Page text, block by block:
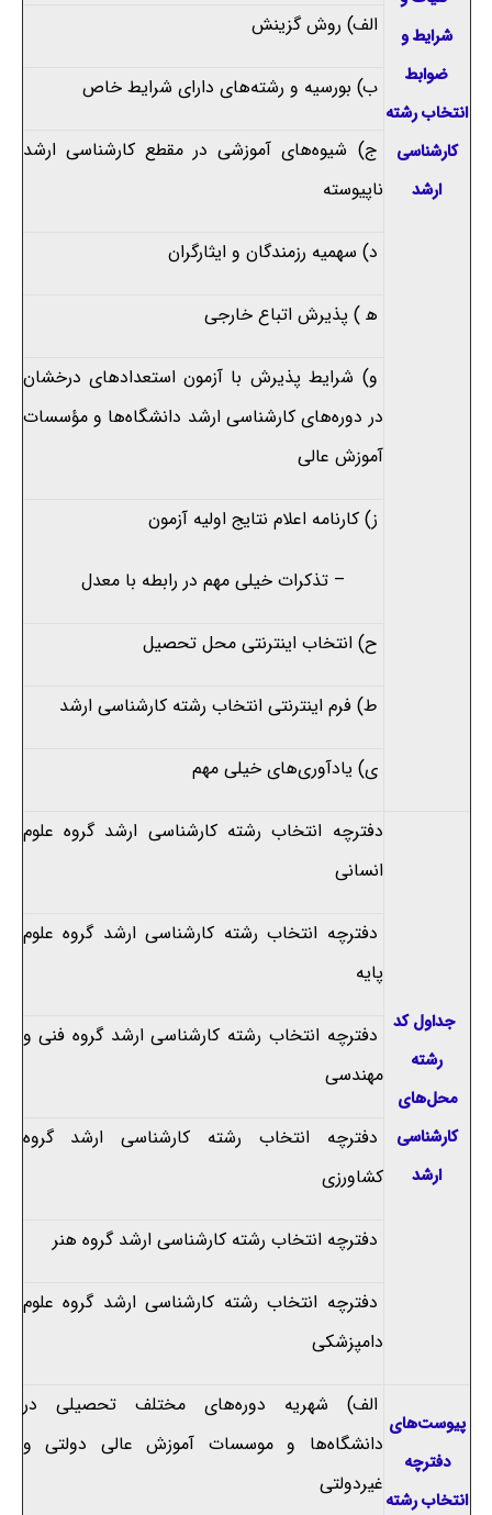
شرایط و
ضوابط
انتخاب رشته
کارشناسی
ارشد
الف) روش گزینش
ب) بورسیه و رشته‌های دارای شرایط خاص
ج) شیوه‌های آموزشی در مقطع کارشناسی ارشد
ناپیوسته
د) سهمیه رزمندگان و ایثارگران
ه‍ ) پذیرش اتباع خارجی
و) شرایط پذیرش با آزمون استعدادهای درخشان
در دوره‌های کارشناسی ارشد دانشگاه‌ها و مؤسسات
آموزش عالی
ز) کارنامه اعلام نتایج اولیه آزمون
– تذکرات خیلی مهم در رابطه با معدل
ح) انتخاب اینترنتی محل تحصیل
ط) فرم اینترنتی انتخاب رشته‌ کارشناسی ارشد
ی) یادآوری‌های خیلی مهم
جداول کد
رشته
محل‌های
کارشناسی
ارشد
دفترچه انتخاب رشته کارشناسی ارشد گروه علوم
انسانی
دفترچه انتخاب رشته کارشناسی ارشد گروه علوم
پایه
دفترچه انتخاب رشته کارشناسی ارشد گروه فنی و
مهندسی
دفترچه انتخاب رشته کارشناسی ارشد گروه
کشاورزی
دفترچه انتخاب رشته کارشناسی ارشد گروه هنر
دفترچه انتخاب رشته کارشناسی ارشد گروه علوم
دامپزشکی
پیوست‌های
دفترچه
انتخاب رشته
الف) شهریه دوره‌های مختلف تحصیلی در
دانشگاه‌ها و موسسات آموزش عالی دولتی و
غیردولتی